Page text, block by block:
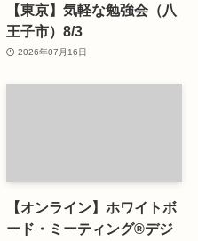
【東京】気軽な勉強会（八
王子市）8/3
2026年07月16日
【オンライン】ホワイトボ
ード・ミーティング®デジ